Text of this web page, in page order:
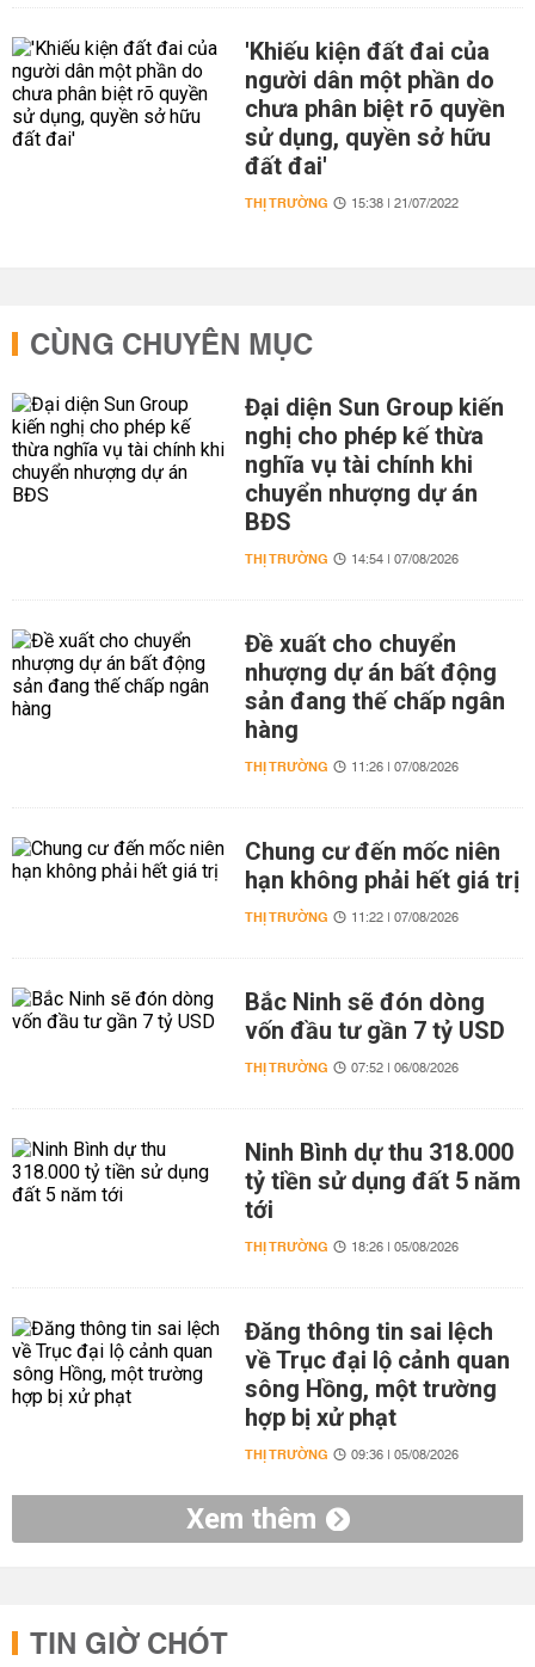
'Khiếu kiện đất đai của
người dân một phần do
chưa phân biệt rõ quyền
sử dụng, quyền sở hữu
đất đai'
THỊ TRƯỜNG 15:38 | 21/07/2022
CÙNG CHUYÊN MỤC
Đại diện Sun Group kiến
nghị cho phép kế thừa
nghĩa vụ tài chính khi
chuyển nhượng dự án
BĐS
THỊ TRƯỜNG 14:54 | 07/08/2026
Đề xuất cho chuyển
nhượng dự án bất động
sản đang thế chấp ngân
hàng
THỊ TRƯỜNG 11:26 | 07/08/2026
Chung cư đến mốc niên
hạn không phải hết giá trị
THỊ TRƯỜNG 11:22 | 07/08/2026
Bắc Ninh sẽ đón dòng
vốn đầu tư gần 7 tỷ USD
THỊ TRƯỜNG 07:52 | 06/08/2026
Ninh Bình dự thu 318.000
tỷ tiền sử dụng đất 5 năm
tới
THỊ TRƯỜNG 18:26 | 05/08/2026
Đăng thông tin sai lệch
về Trục đại lộ cảnh quan
sông Hồng, một trường
hợp bị xử phạt
THỊ TRƯỜNG 09:36 | 05/08/2026
Xem thêm
TIN GIỜ CHÓT